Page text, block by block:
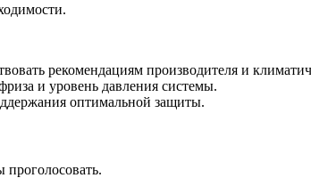
рекомендациям производителя и
и уровень давления системы.
оптимальной защиты.
проголосовать.